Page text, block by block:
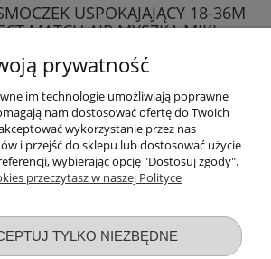
USPOKAJAJĄCY 18-36M
MATCH AIR MYSZKA MIKI
28,98 zł
DO KOSZYKA
prywatność
im technologie umożliwiają poprawne
nam dostosować ofertę do Twoich
wykorzystanie przez nas
i przejść do sklepu lub dostosować użycie
wybierając opcję "Dostosuj zgody".
przeczytasz w naszej Polityce
TYLKO NIEZBĘDNE